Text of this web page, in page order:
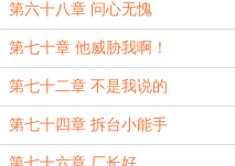
第六十八章 问心无愧
第七十章 他威胁我啊！
第七十二章 不是我说的
第七十四章 拆台小能手